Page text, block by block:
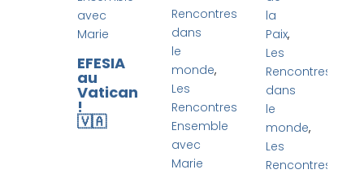
avec
Marie
EFESIA
au
Vatican
!
🇻🇦
Rencontres
dans
le
monde,
Les
Rencontres
Ensemble
avec
Marie
la
Paix,
Les
Rencontres
dans
le
monde,
Les
Rencontres